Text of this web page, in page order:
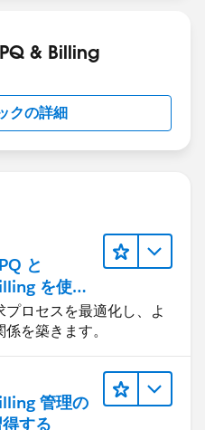
& Billing
クの詳細
と
を使用
キャッシュ
プロセスを最適化し、よ
を築きます。
管理の
する